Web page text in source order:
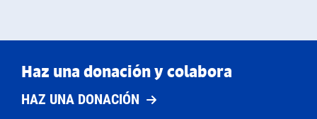
Haz una donación y colabora
HAZ UNA DONACIÓN